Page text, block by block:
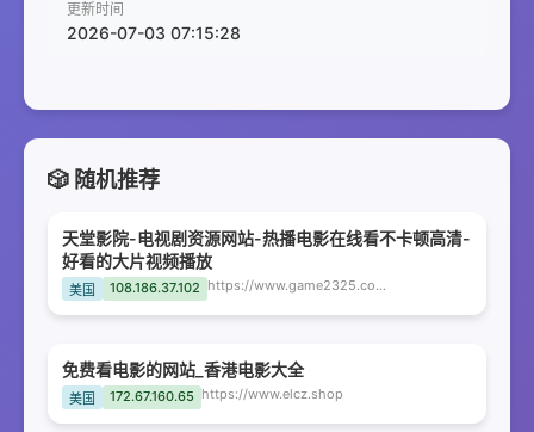
更新时间
2026-07-03 07:15:28
🎲 随机推荐
天堂影院-电视剧资源网站-热播电影在线看不卡顿高清-
好看的大片视频播放
美国 108.186.37.102 https://www.game2325.com
免费看电影的网站_香港电影大全
美国 172.67.160.65 https://www.elcz.shop